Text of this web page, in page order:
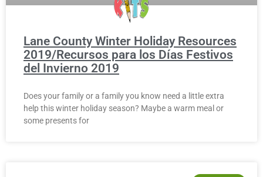
Lane County Winter Holiday Resources
2019/Recursos para los Días Festivos
del Invierno 2019
Does your family or a family you know need a little extra
help this winter holiday season? Maybe a warm meal or
some presents for